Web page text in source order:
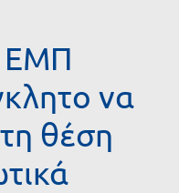
ΕΜΠ
να
θέση